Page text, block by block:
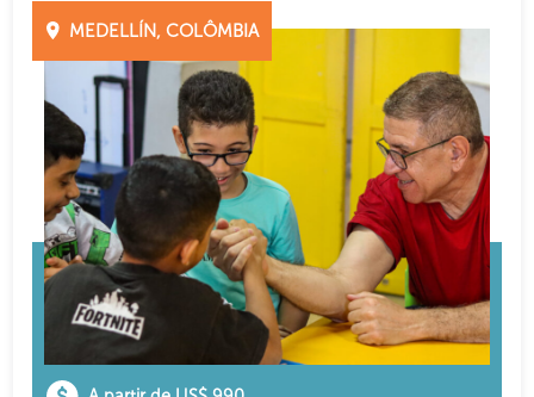
MEDELLÍN, COLÔMBIA